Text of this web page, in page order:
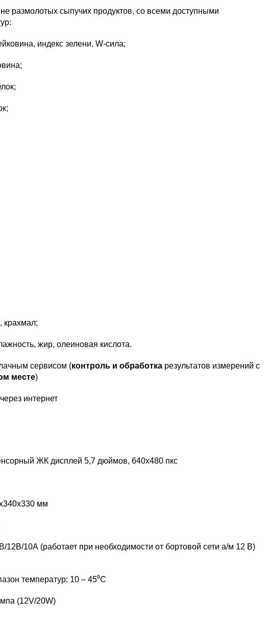
не размолотых сыпучих продуктов, со всеми доступными
индекс зелени, W-сила;
крахмал;
жир, олеиновая кислота.
сервисом (контроль и обработкарезультатов измерений с
месте)
интернет
ЖК дисплей 5,7 дюймов, 640x480 пкс
мм
12В/10А (работает при необходимости от бортовой сети а/м 12 В)
температур: 10 – 45⁰C
(12V/20W)